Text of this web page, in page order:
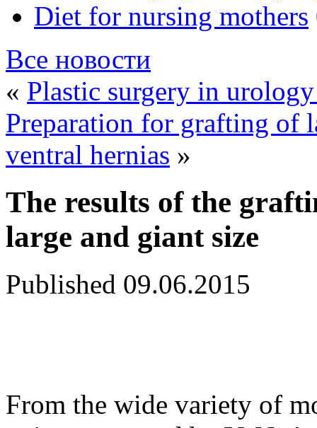
Diet for nursing mothers
Все новости
« Plastic surgery in
Preparation for grafting of
ventral hernias »
The results of the
large and giant size
Published 09.06.2015
From the wide variety of